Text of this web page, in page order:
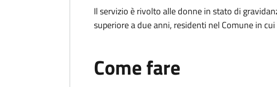
Il servizio è rivolto alle donne in stato di
superiore a due anni, residenti nel Comune in
Come fare